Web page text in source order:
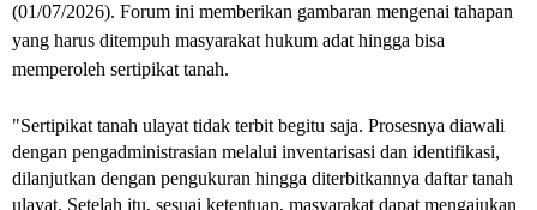
(01/07/2026). Forum ini memberikan gambaran mengenai tahapan
yang harus ditempuh masyarakat hukum adat hingga bisa
memperoleh sertipikat tanah.
"Sertipikat tanah ulayat tidak terbit begitu saja. Prosesnya diawali
dengan pengadministrasian melalui inventarisasi dan identifikasi,
dilanjutkan dengan pengukuran hingga diterbitkannya daftar tanah
ulayat. Setelah itu, sesuai ketentuan, masyarakat dapat mengajukan